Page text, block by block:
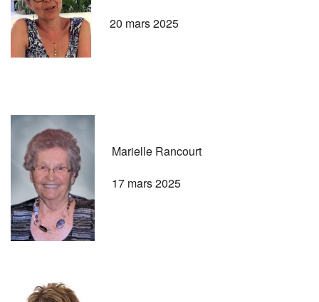
20 mars 2025
Marielle Rancourt
17 mars 2025